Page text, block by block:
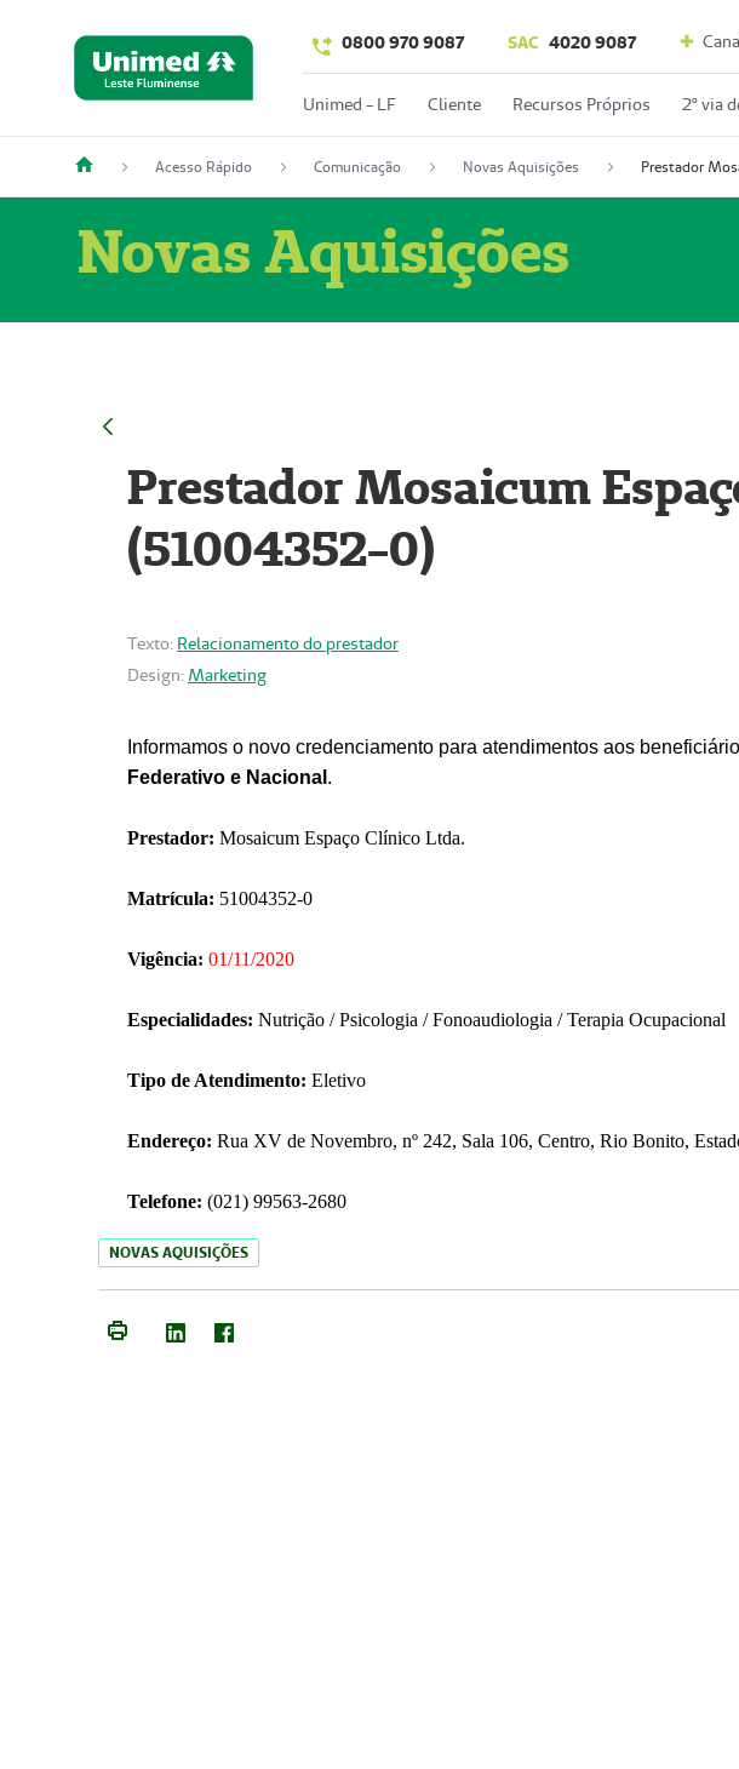
0800 970 9087 SAC 4020 9087
Unimed - LF Cliente Recursos Próprios 2º via
Acesso Rápido Comunicação Novas Aquisições
Novas Aquisições
Prestador Mosaicum
(51004352-0)
Texto: Relacionamento do prestador
Design: Marketing
Informamos o novo credenciamento para atendimentos aos
Federativo e Nacional .
Prestador: Mosaicum Espaço Clínico Ltda.
Matrícula: 51004352-0
Vigência: 01/11/2020
Especialidades: Nutrição / Psicologia / Fonoaudiologia / Terapia Ocupacional
Tipo de Atendimento: Eletivo
Endereço: Rua XV de Novembro, nº 242, Sala 106, Centro, Rio Bonito,
Telefone: (021) 99563-2680
NOVAS AQUISIÇÕES